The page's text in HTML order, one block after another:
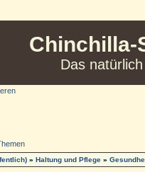
Chinchilla-
Das
»Haltung und Pflege »